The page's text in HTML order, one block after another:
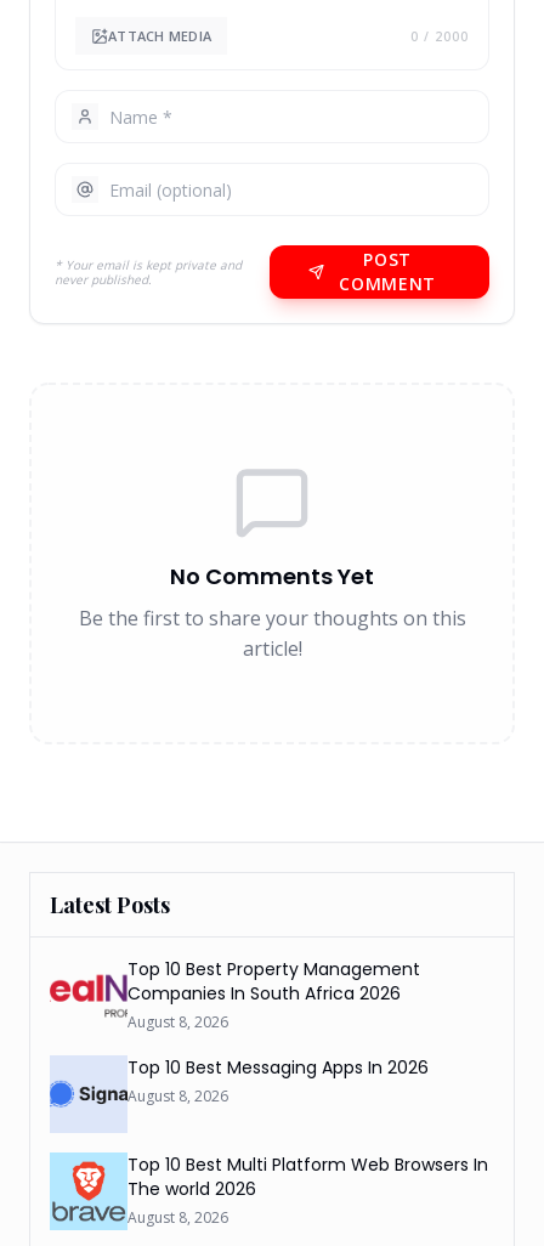
ATTACH MEDIA 0 / 2000
* Your email is kept private and
never published.
POST
COMMENT
No Comments Yet
Be the first to share your thoughts on this
article!
Latest Posts
Top 10 Best Property Management
Companies In South Africa 2026
August 8, 2026
Top 10 Best Messaging Apps In 2026
August 8, 2026
Top 10 Best Multi Platform Web Browsers In
The world 2026
August 8, 2026